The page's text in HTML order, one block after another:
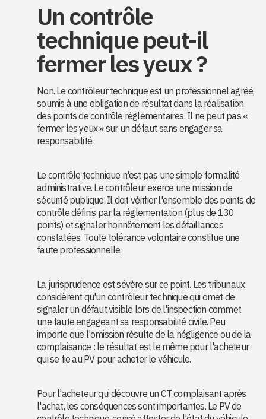
Un contrôle
technique peut-il
fermer les yeux ?
Non. Le contrôleur technique est un professionnel agréé,
soumis à une obligation de résultat dans la réalisation
des points de contrôle réglementaires. Il ne peut pas «
fermer les yeux » sur un défaut sans engager sa
responsabilité.
Le contrôle technique n'est pas une simple formalité
administrative. Le contrôleur exerce une mission de
sécurité publique. Il doit vérifier l'ensemble des points de
contrôle définis par la réglementation (plus de 130
points) et signaler honnêtement les défaillances
constatées. Toute tolérance volontaire constitue une
faute professionnelle.
La jurisprudence est sévère sur ce point. Les tribunaux
considèrent qu'un contrôleur technique qui omet de
signaler un défaut visible lors de l'inspection commet
une faute engageant sa responsabilité civile. Peu
importe que l'omission résulte de la négligence ou de la
complaisance : le résultat est le même pour l'acheteur
qui se fie au PV pour acheter le véhicule.
Pour l'acheteur qui découvre un CT complaisant après
l'achat, les conséquences sont importantes. Le PV de